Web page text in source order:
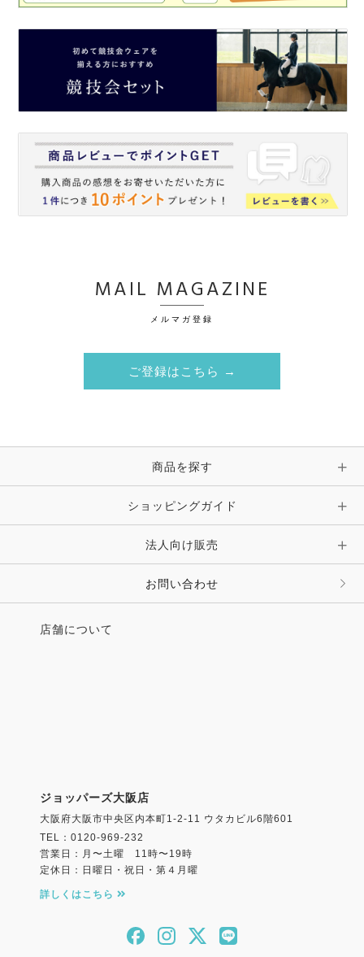
MAIL MAGAZINE
メルマガ登録
ご登録はこちら →
商品を探す
ショッピングガイド
法人向け販売
お問い合わせ
店舗について
ジョッパーズ大阪店
大阪府大阪市中央区内本町1-2-11 ウタカビル6階601
TEL：0120-969-232
営業日：月〜土曜 11時〜19時
定休日：日曜日・祝日・第４月曜
詳しくはこちら